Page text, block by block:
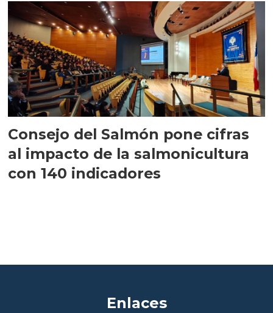
Consejo del Salmón pone cifras
al impacto de la salmonicultura
con 140 indicadores
Enlaces